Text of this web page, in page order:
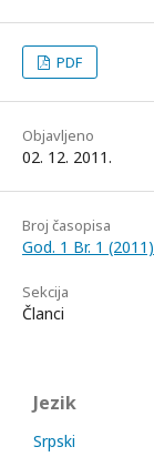
PDF
Objavljeno
02. 12. 2011.
Broj časopisa
God. 1 Br. 1 (2011)
Sekcija
Članci
Jezik
Srpski